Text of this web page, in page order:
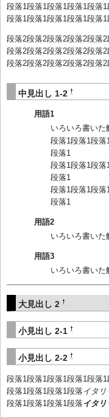
段落1段落1段落1段落1段落1
段落1段落1段落1段落1段落
段落2段落2段落2段落2段落
段落2段落2段落2段落2段落
段落2段落2段落2段落2段落
中見出し 1-2 †
用語1
いろいろ書いた
段落1段落1段落
段落1
段落1段落1段落
段落1
段落1段落1段落
段落1
用語2
いろいろ書いた
用語3
いろいろ書いた
大見出し 2 †
小見出し 2-1 †
小見出し 2-2 †
段落1段落1段落1段落1段落
段落1段落1段落1段落 イタリ
段落1段落1段落1段落 イタ